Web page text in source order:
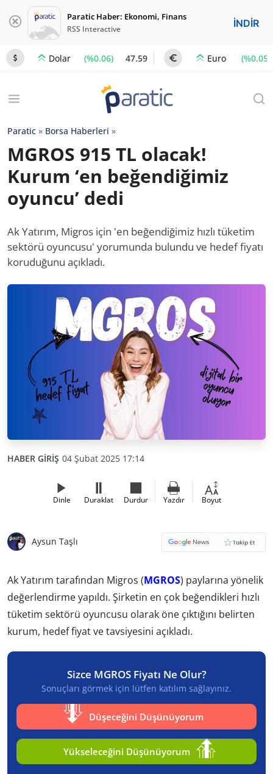
Paratic Haber: Ekonomi, Finans
RSS Interactive İNDİR
Dolar (%0.06) 47.59 Euro (%0.05)
Paratic » Borsa Haberleri »
MGROS 915 TL olacak!
Kurum ‘en beğendiğimiz
oyuncu’ dedi
Ak Yatırım, Migros için 'en beğendiğimiz hızlı tüketim
sektörü oyuncusu' yorumunda bulundu ve hedef fiyatı
koruduğunu açıkladı.
HABER GİRİŞ 04 Şubat 2025 17:14
Dinle Duraklat Durdur Yazdır Boyut
Aysun Taşlı
Ak Yatırım tarafından Migros (MGROS) paylarına yönelik
değerlendirme yapıldı. Şirketin en çok beğendikleri hızlı
tüketim sektörü oyuncusu olarak öne çıktığını belirten
kurum, hedef fiyat ve tavsiyesini açıkladı.
Sizce MGROS Fiyatı Ne Olur?
Sonuçları görmek için lütfen katılım sağlayınız.
Düşeceğini Düşünüyorum
Yükseleceğini Düşünüyorum